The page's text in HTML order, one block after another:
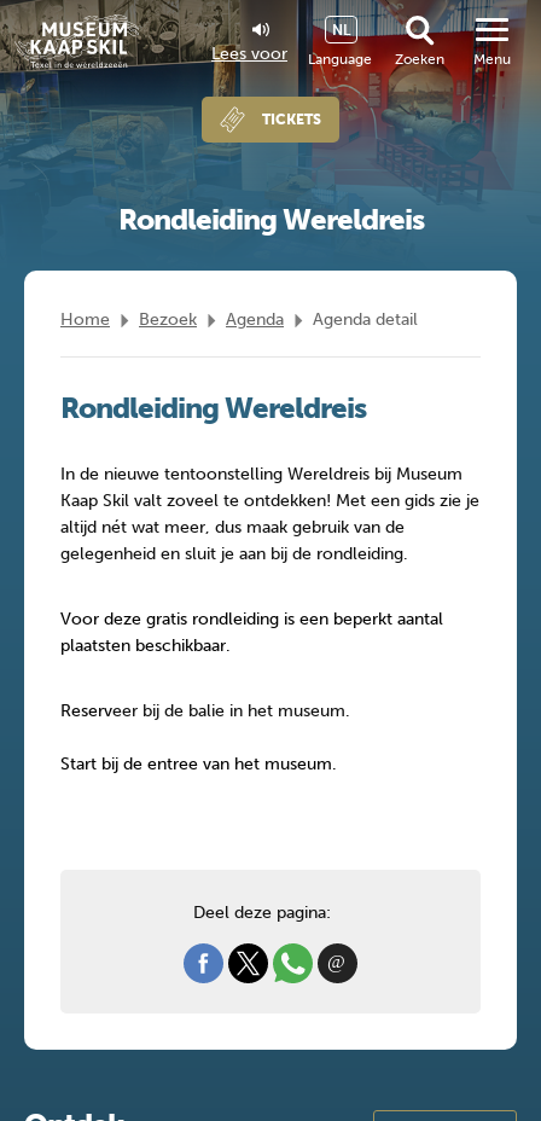
Lees voor Language
NL
Zoeken
TICKETS
Menu
Rondleiding Wereldreis
Home Bezoek Agenda Agenda detail
Rondleiding Wereldreis
In de nieuwe tentoonstelling Wereldreis bij Museum
Kaap Skil valt zoveel te ontdekken! Met een gids zie je
altijd nét wat meer, dus maak gebruik van de
gelegenheid en sluit je aan bij de rondleiding.
Voor deze gratis rondleiding is een beperkt aantal
plaatsten beschikbaar.
Reserveer bij de balie in het museum.
Start bij de entree van het museum.
Deel deze pagina: